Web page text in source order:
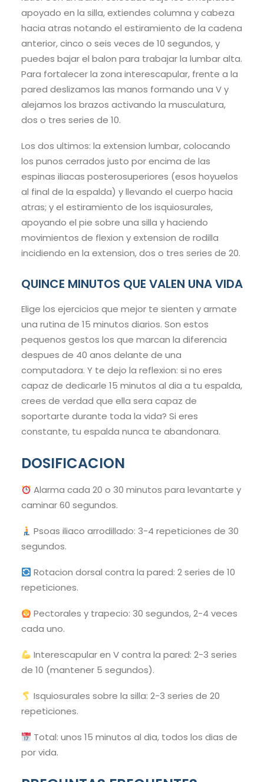
apoyado en la silla, extiendes columna y cabeza
hacia atras notando el estiramiento de la cadena
anterior, cinco o seis veces de 10 segundos, y
puedes bajar el balon para trabajar la lumbar alta.
Para fortalecer la zona interescapular, frente a la
pared deslizamos las manos formando una V y
alejamos los brazos activando la musculatura,
dos o tres series de 10.
Los dos ultimos: la extension lumbar, colocando
los punos cerrados justo por encima de las
espinas iliacas posterosuperiores (esos hoyuelos
al final de la espalda) y llevando el cuerpo hacia
atras; y el estiramiento de los isquiosurales,
apoyando el pie sobre una silla y haciendo
movimientos de flexion y extension de rodilla
incidiendo en la extension, dos o tres series de 20.
QUINCE MINUTOS QUE VALEN UNA VIDA
Elige los ejercicios que mejor te sienten y armate
una rutina de 15 minutos diarios. Son estos
pequenos gestos los que marcan la diferencia
despues de 40 anos delante de una
computadora. Y te dejo la reflexion: si no eres
capaz de dedicarle 15 minutos al dia a tu espalda,
crees de verdad que ella sera capaz de
soportarte durante toda la vida? Si eres
constante, tu espalda nunca te abandonara.
DOSIFICACION
Alarma cada 20 o 30 minutos para levantarte y
caminar 60 segundos.
Psoas iliaco arrodillado: 3-4 repeticiones de 30
segundos.
Rotacion dorsal contra la pared: 2 series de 10
repeticiones.
Pectorales y trapecio: 30 segundos, 2-4 veces
cada uno.
Interescapular en V contra la pared: 2-3 series
de 10 (mantener 5 segundos).
Isquiosurales sobre la silla: 2-3 series de 20
repeticiones.
Total: unos 15 minutos al dia, todos los dias de
por vida.